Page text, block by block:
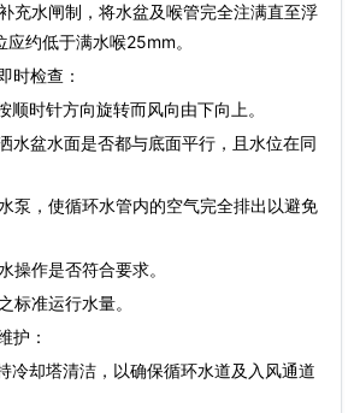
水闸制，将水盆及喉管完全注满直至浮
约低于满水喉25mm。
检查：
时针方向旋转而风向由下向上。
盆水面是否都与底面平行，且水位在同
，使循环水管内的空气完全排出以避免
作是否符合要求。
准运行水量。
：
却塔清洁，以确保循环水道及入风通道